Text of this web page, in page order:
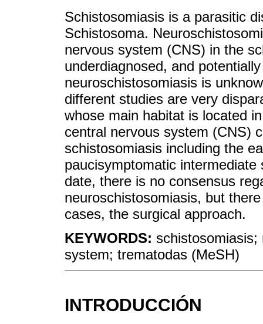
Schistosomiasis is a parasitic
Schistosoma.
nervous system (CNS) in the
underdiagnosed, and
neuroschistosomiasis is
different studies are very
whose main habitat is located
central nervous system (CNS)
schistosomiasis including the
paucisymptomatic
date, there is no consensus
neuroschistosomiasis, but
cases, the surgical approach.
KEYWORDS:
system; trematodas (MeSH)
INTRODUCCIÓN